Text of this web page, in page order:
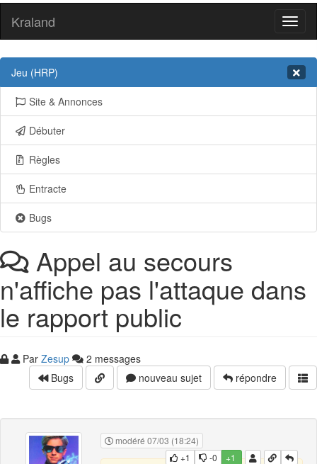
Kraland
Jeu (HRP)
Site & Annonces
Débuter
Règles
Entracte
Bugs
Appel au secours
n'affiche pas l'attaque dans
le rapport public
Par Zesup
2 messages
Bugs
nouveau sujet répondre
modéré 07/03 (18:24)
+1
-0 +1